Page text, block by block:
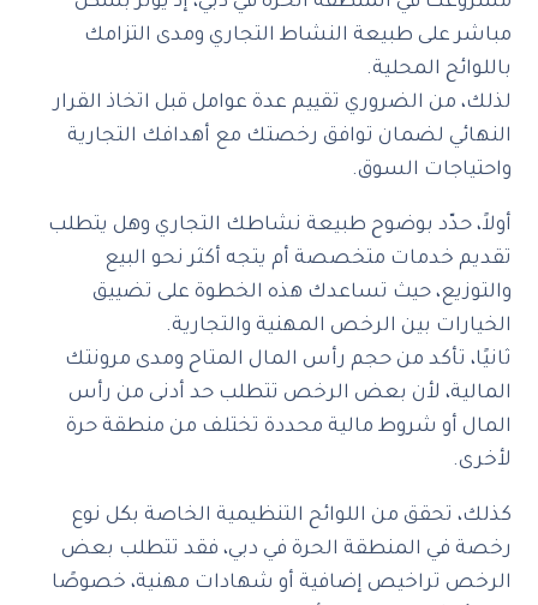
مباشر على طبيعة النشاط التجاري ومدى التزامك
باللوائح المحلية.
لذلك، من الضروري تقييم عدة عوامل قبل اتخاذ القرار
النهائي لضمان توافق رخصتك مع أهدافك التجارية
واحتياجات السوق.
أولاً، حدّد بوضوح طبيعة نشاطك التجاري وهل يتطلب
تقديم خدمات متخصصة أم يتجه أكثر نحو البيع
والتوزيع، حيث تساعدك هذه الخطوة على تضييق
الخيارات بين الرخص المهنية والتجارية.
ثانيًا، تأكد من حجم رأس المال المتاح ومدى مرونتك
المالية، لأن بعض الرخص تتطلب حد أدنى من رأس
المال أو شروط مالية محددة تختلف من منطقة حرة
لأخرى.
كذلك، تحقق من اللوائح التنظيمية الخاصة بكل نوع
رخصة في المنطقة الحرة في دبي، فقد تتطلب بعض
الرخص تراخيص إضافية أو شهادات مهنية، خصوصًا